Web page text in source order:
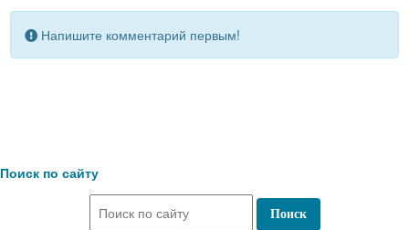
Напишите комментарий первым!
Поиск по сайту